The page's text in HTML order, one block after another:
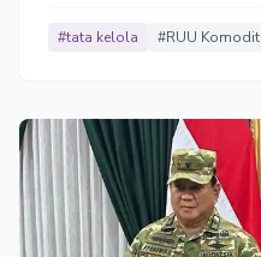
Garam termasuk di
#tata kelola #RUU